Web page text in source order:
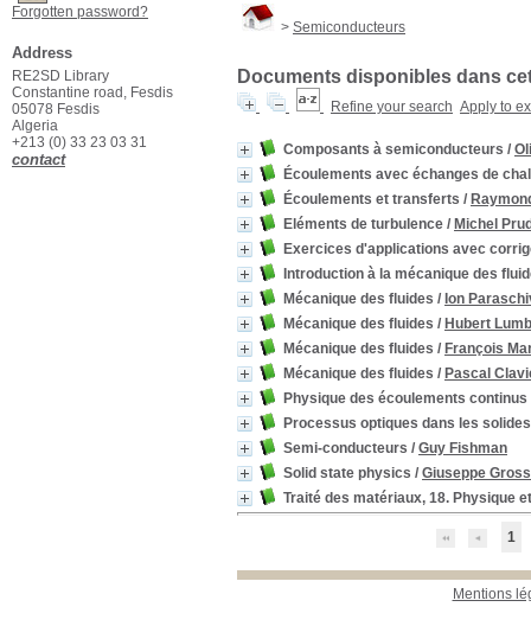
> Semiconducteurs
Documents disponibles dans
Refine your search Apply to
Composants à semiconducteurs /
Écoulements avec échanges de
Écoulements et transferts /
Eléments de turbulence / Michel
Exercices d'applications avec
Introduction à la mécanique des
Mécanique des fluides / Ion
Mécanique des fluides / Hubert
Mécanique des fluides / François
Mécanique des fluides / Pascal
Physique des écoulements continus
Processus optiques dans les solides
Semi-conducteurs / Guy Fishman
Solid state physics / Giuseppe
Traité des matériaux, 18. Physique
1
Mentions
Forgotten password?
Address
RE2SD Library
Constantine road, Fesdis
05078 Fesdis
Algeria
+213 (0) 33 23 03 31
contact